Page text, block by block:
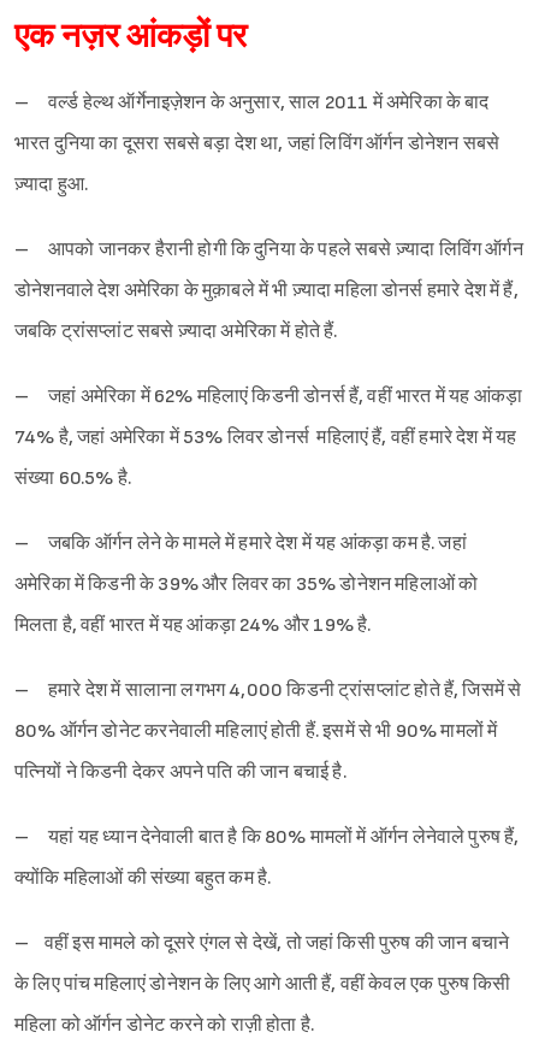
एक नज़र आंकड़ों पर
– वर्ल्ड हेल्थ ऑर्गेनाइज़ेशन के अनुसार, साल 2011 में अमेरिका के बाद
भारत दुनिया का दूसरा सबसे बड़ा देश था, जहां लिविंग ऑर्गन डोनेशन सबसे
ज़्यादा हुआ.
– आपको जानकर हैरानी होगी कि दुनिया के पहले सबसे ज़्यादा लिविंग ऑर्गन
डोनेशनवाले देश अमेरिका के मुक़ाबले में भी ज़्यादा महिला डोनर्स हमारे देश में हैं,
जबकि ट्रांसप्लांट सबसे ज़्यादा अमेरिका में होते हैं.
– जहां अमेरिका में 62% महिलाएं किडनी डोनर्स हैं, वहीं भारत में यह आंकड़ा
74% है, जहां अमेरिका में 53% लिवर डोनर्स महिलाएं हैं, वहीं हमारे देश में यह
संख्या 60.5% है.
– जबकि ऑर्गन लेने के मामले में हमारे देश में यह आंकड़ा कम है. जहां
अमेरिका में किडनी के 39% और लिवर का 35% डोनेशन महिलाओं को
मिलता है, वहीं भारत में यह आंकड़ा 24% और 19% है.
– हमारे देश में सालाना लगभग 4,000 किडनी ट्रांसप्लांट होते हैं, जिसमें से
80% ऑर्गन डोनेट करनेवाली महिलाएं होती हैं. इसमें से भी 90% मामलों में
पत्नियों ने किडनी देकर अपने पति की जान बचाई है.
– यहां यह ध्यान देनेवाली बात है कि 80% मामलों में ऑर्गन लेनेवाले पुरुष हैं,
क्योंकि महिलाओं की संख्या बहुत कम है.
– वहीं इस मामले को दूसरे एंगल से देखें, तो जहां किसी पुरुष की जान बचाने
के लिए पांच महिलाएं डोनेशन के लिए आगे आती हैं, वहीं केवल एक पुरुष किसी
महिला को ऑर्गन डोनेट करने को राज़ी होता है.